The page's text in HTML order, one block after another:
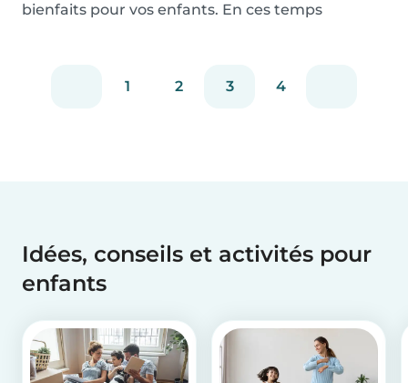
bienfaits pour vos enfants. En ces temps
1 2 3 4
Idées, conseils et activités pour
enfants